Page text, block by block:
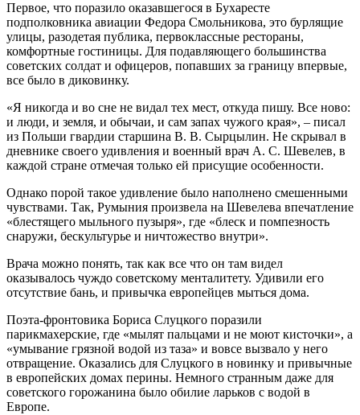
Первое, что поразило оказавшегося в Бухаресте
подполковника авиации Федора Смольникова, это бурлящие
улицы, разодетая публика, первоклассные рестораны,
комфортные гостиницы. Для подавляющего большинства
советских солдат и офицеров, попавших за границу впервые,
все было в диковинку.
«Я никогда и во сне не видал тех мест, откуда пишу. Все ново:
и люди, и земля, и обычаи, и сам запах чужого края», – писал
из Польши гвардии старшина В. В. Сырцылин. Не скрывал в
дневнике своего удивления и военный врач А. С. Шевелев, в
каждой стране отмечая только ей присущие особенности.
Однако порой такое удивление было наполнено смешенными
чувствами. Так, Румыния произвела на Шевелева впечатление
«блестящего мыльного пузыря», где «блеск и помпезность
снаружи, бескультурье и ничтожество внутри».
Врача можно понять, так как все что он там видел
оказывалось чуждо советскому менталитету. Удивили его
отсутствие бань, и привычка европейцев мыться дома.
Поэта-фронтовика Бориса Слуцкого поразили
парикмахерские, где «мылят пальцами и не моют кисточки», а
«умывание грязной водой из таза» и вовсе вызвало у него
отвращение. Оказались для Слуцкого в новинку и привычные
в европейских домах перины. Немного странным даже для
советского горожанина было обилие ларьков с водой в
Европе.